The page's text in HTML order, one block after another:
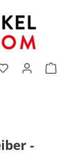
Du hast 0
-